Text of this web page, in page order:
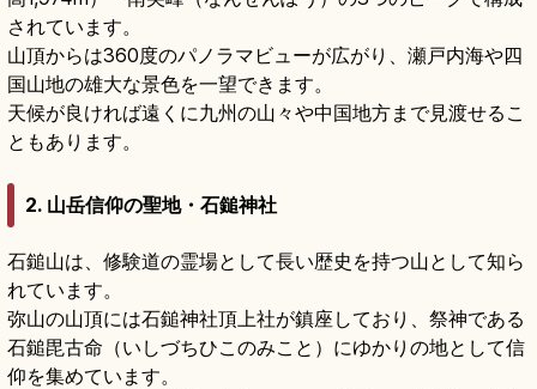
されています。
山頂からは360度のパノラマビューが広がり、瀬戸内海や四
国山地の雄大な景色を一望できます。
天候が良ければ遠くに九州の山々や中国地方まで見渡せるこ
ともあります。
2. 山岳信仰の聖地・石鎚神社
石鎚山は、修験道の霊場として長い歴史を持つ山として知ら
れています。
弥山の山頂には石鎚神社頂上社が鎮座しており、祭神である
石鎚毘古命（いしづちひこのみこと）にゆかりの地として信
仰を集めています。